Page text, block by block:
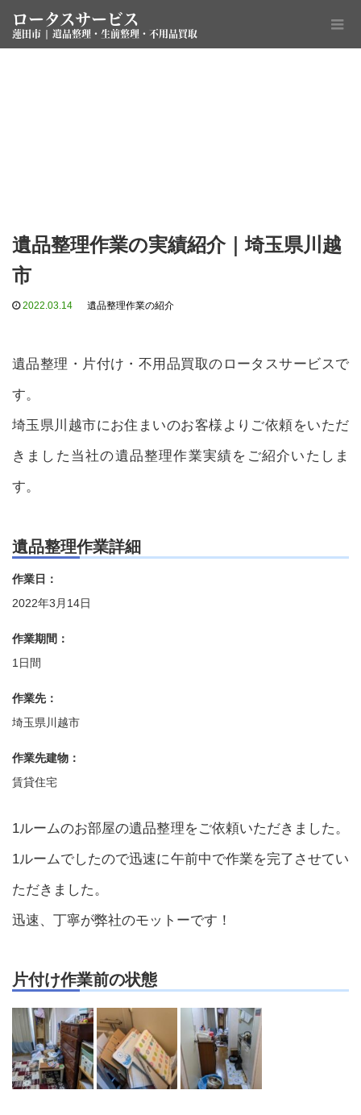
ロータスサービス
蓮田市 | 遺品整理・生前整理・不用品買取
遺品整理作業の実績紹介｜埼玉県川越
市
2022.03.14 遺品整理作業の紹介
遺品整理・片付け・不用品買取のロータスサービスで
す。
埼玉県川越市にお住まいのお客様よりご依頼をいただ
きました当社の遺品整理作業実績をご紹介いたしま
す。
遺品整理作業詳細
作業日：
2022年3月14日
作業期間：
1日間
作業先：
埼玉県川越市
作業先建物：
賃貸住宅
1ルームのお部屋の遺品整理をご依頼いただきました。
1ルームでしたので迅速に午前中で作業を完了させてい
ただきました。
迅速、丁寧が弊社のモットーです！
片付け作業前の状態